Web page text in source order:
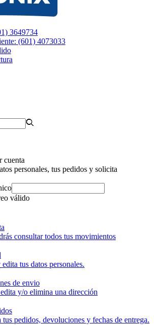
3649734
(601) 4073033
cuenta
personales, tus pedidos y solicita
válido
consultar todos tus movimientos
tus datos personales.
de envio
y/o elimina una dirección
tus pedidos, devoluciones y fechas de entrega.